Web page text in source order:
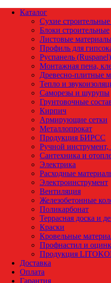
Каталог
Сухие
Блоки строительные
Листовые
Профиль для
Руспанель (Ruspanel)
Монтажная пена,
Древесно-плитные
Тепло и
Саморезы и шурупы
Грунтовочные
Кирпич
Армирующие сетки
Металлопрокат
Продукция БИРСС
Ручной инструмент,
Сантехника и
Электрика
Расходные
Электроинструмент
Вентиляция
Железобетонные
Поликарбонат
Террасная доска и
Краски
Кровельные
Профнастил и
Продукция
Доставка
Оплата
Гарантия